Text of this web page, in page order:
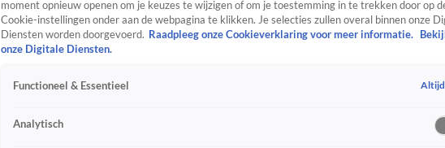
moment opnieuw openen om je keuzes te wijzigen of om je toestemming in te trekken door op
Cookie-instellingen onder aan de webpagina te klikken. Je selecties zullen overal binnen onze
Diensten worden doorgevoerd. Raadpleeg onze Cookieverklaring voor meer informatie.
onze Digitale Diensten.
Functioneel & Essentieel
Analytisch